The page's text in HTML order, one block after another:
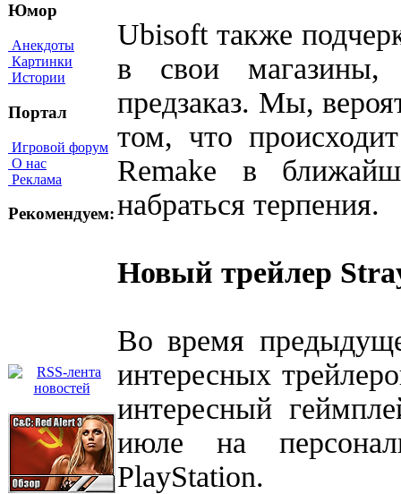
Юмор
Анекдоты
Картинки
Истории
Портал
Игровой форум
О нас
Реклама
Рекомендуем:
Ubisoft также
в свои магазины,
предзаказ. Мы,
том, что
Remake в
набраться терпения.
Новый трейлер
Во время
интересных
интересный
июле на
PlayStation.